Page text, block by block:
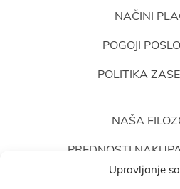
Upravljanje
NAČINI
POGOJI
POLITIKA
NAŠA
PREDNOSTI
MNENJA